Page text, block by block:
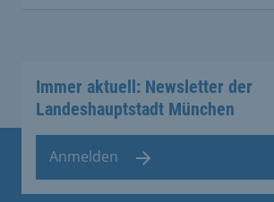
Immer aktuell: Newsletter der
Landeshauptstadt München
Anmelden